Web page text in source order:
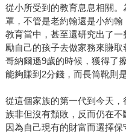
從小所受到的教育息息相關
罩，不管是老約翰還是小約
教育當中，甚至還研究出了
勵自己的孩子去做家務來賺
哥納爾遜9歲的時候，獲得了
能夠賺到2分錢，而長筒靴則是
從這個家族的第一代到今天
族非但沒有頹敗，反而仍在
因為自己現有的財富而選擇